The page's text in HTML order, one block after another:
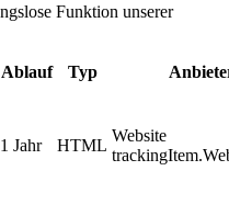
Funktion unserer
Ablauf Typ
1 Jahr HTML
Website